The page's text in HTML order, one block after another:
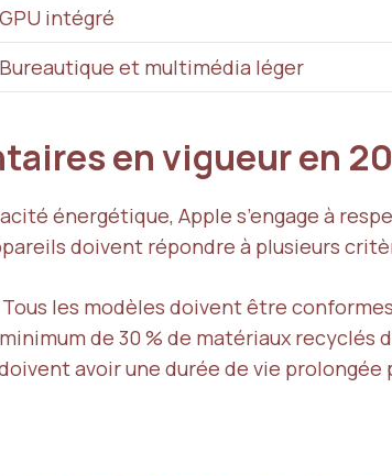
GPU intégré
Bureautique et multimédia léger
en vigueur en
énergétique, Apple s’engage à
doivent répondre à plusieurs
Tous les modèles doivent être conformes
de 30 % de matériaux
avoir une durée de vie